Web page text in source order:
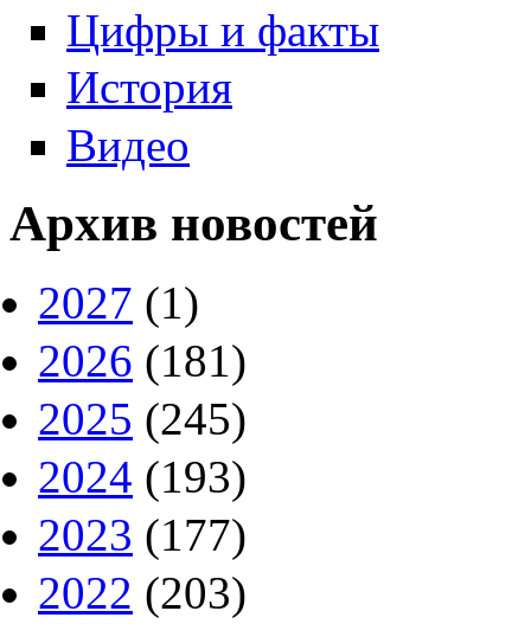
Цифры и факты
История
Видео
Архив новостей
2027 (1)
2026 (181)
2025 (245)
2024 (193)
2023 (177)
2022 (203)